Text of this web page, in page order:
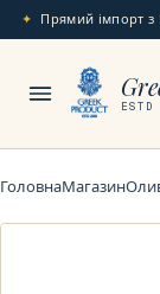
Прямий імпорт з
ГоловнаМагазин